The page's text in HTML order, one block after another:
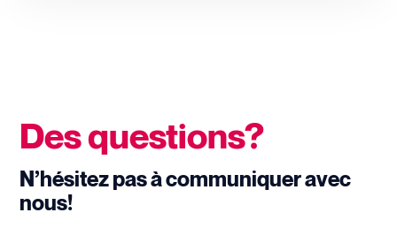
Des questions?
N’hésitez pas à communiquer avec
nous!